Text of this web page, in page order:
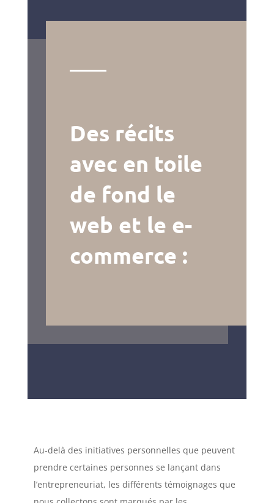
Des récits
avec en toile
de fond le
web et le e-
commerce :
Au-delà des initiatives personnelles que peuvent
prendre certaines personnes se lançant dans
l’entrepreneuriat, les différents témoignages que